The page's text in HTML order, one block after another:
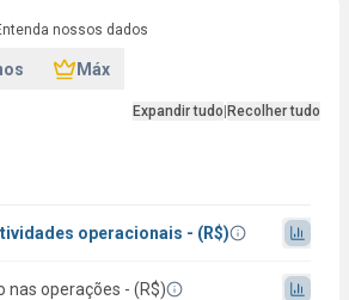
nossos dados
Máx
Expandir tudo Recolher tudo
operacionais - (R$)
nas operações - (R$)